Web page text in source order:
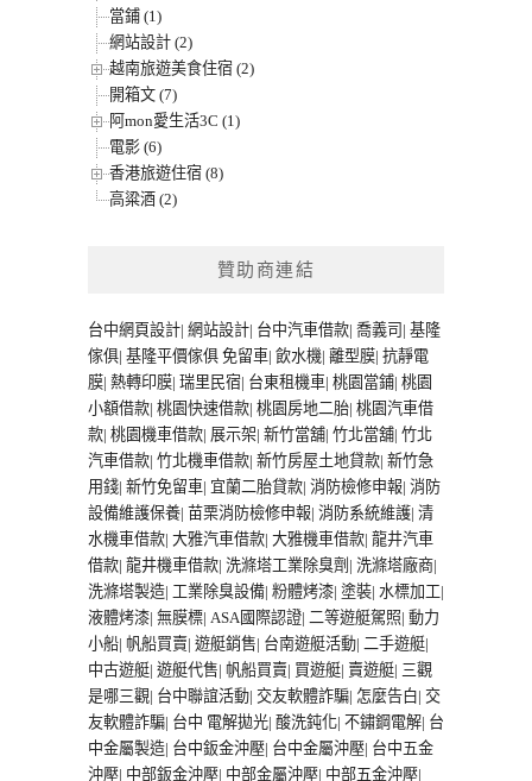
當鋪 (1)
網站設計 (2)
越南旅遊美食住宿 (2)
開箱文 (7)
阿mon愛生活3C (1)
電影 (6)
香港旅遊住宿 (8)
高粱酒 (2)
贊助商連結
台中網頁設計| 網站設計| 台中汽車借款| 喬義司 | 基隆
傢俱| 基隆平價傢俱 免留車 | 飲水機| 離型膜| 抗靜電
膜| 熱轉印膜| 瑞里民宿| 台東租機車 | 桃園當鋪| 桃園
小額借款| 桃園快速借款| 桃園房地二胎| 桃園汽車借
款| 桃園機車借款| 展示架| 新竹當舖| 竹北當舖| 竹北
汽車借款| 竹北機車借款| 新竹房屋土地貸款| 新竹急
用錢| 新竹免留車 | 宜蘭二胎貸款| 消防檢修申報| 消防
設備維護保養| 苗栗消防檢修申報| 消防系統維護| 清
水機車借款| 大雅汽車借款| 大雅機車借款| 龍井汽車
借款| 龍井機車借款| 洗滌塔工業除臭劑 | 洗滌塔廠商|
洗滌塔製造| 工業除臭設備| 粉體烤漆| 塗裝| 水標加工|
液體烤漆| 無膜標| ASA國際認證| 二等遊艇駕照| 動力
小船| 帆船買賣| 遊艇銷售| 台南遊艇活動| 二手遊艇|
中古遊艇| 遊艇代售| 帆船買賣| 買遊艇| 賣遊艇| 三觀
是哪三觀| 台中聯誼活動| 交友軟體詐騙| 怎麼告白| 交
友軟體詐騙| 台中 電解拋光| 酸洗鈍化| 不鏽鋼電解| 台
中金屬製造| 台中鈑金沖壓| 台中金屬沖壓| 台中五金
沖壓| 中部鈑金沖壓| 中部金屬沖壓| 中部五金沖壓|